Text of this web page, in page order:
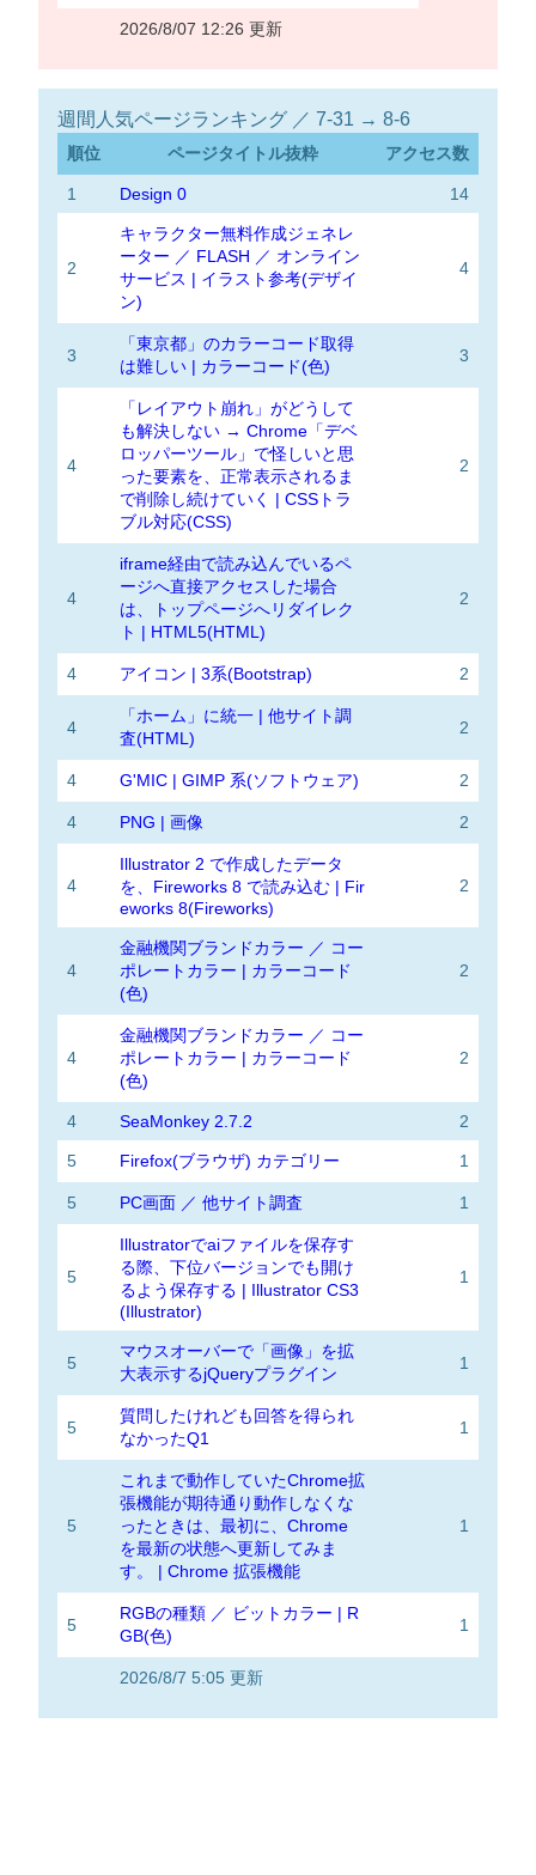
2026/8/07 12:26 更新
週間人気ページランキング ／ 7-31 → 8-6
順位 ページタイトル抜粋 アクセス数
1 Design 0 14
2
キャラクター無料作成ジェネレ
ーター ／ FLASH ／ オンライン
サービス | イラスト参考(デザイ
ン)
4
3
「東京都」のカラーコード取得
は難しい | カラーコード(色)
3
4
「レイアウト崩れ」がどうして
も解決しない → Chrome「デベ
ロッパーツール」で怪しいと思
った要素を、正常表示されるま
で削除し続けていく | CSSトラ
ブル対応(CSS)
2
4
iframe経由で読み込んでいるペ
ージへ直接アクセスした場合
は、トップページへリダイレク
ト | HTML5(HTML)
2
4 アイコン | 3系(Bootstrap) 2
4
「ホーム」に統一 | 他サイト調
査(HTML)
2
4 G'MIC | GIMP 系(ソフトウェア) 2
4 PNG | 画像 2
4
Illustrator 2 で作成したデータ
を、Fireworks 8 で読み込む | Fir
eworks 8(Fireworks)
2
4
金融機関ブランドカラー ／ コー
ポレートカラー | カラーコード
(色)
2
4
金融機関ブランドカラー ／ コー
ポレートカラー | カラーコード
(色)
2
4 SeaMonkey 2.7.2 2
5 Firefox(ブラウザ) カテゴリー 1
5 PC画面 ／ 他サイト調査 1
5
Illustratorでaiファイルを保存す
る際、下位バージョンでも開け
るよう保存する | Illustrator CS3
(Illustrator)
1
5
マウスオーバーで「画像」を拡
大表示するjQueryプラグイン
1
5
質問したけれども回答を得られ
なかったQ1
1
5
これまで動作していたChrome拡
張機能が期待通り動作しなくな
ったときは、最初に、Chrome
を最新の状態へ更新してみま
す。 | Chrome 拡張機能
1
5
RGBの種類 ／ ビットカラー | R
GB(色)
1
2026/8/7 5:05 更新